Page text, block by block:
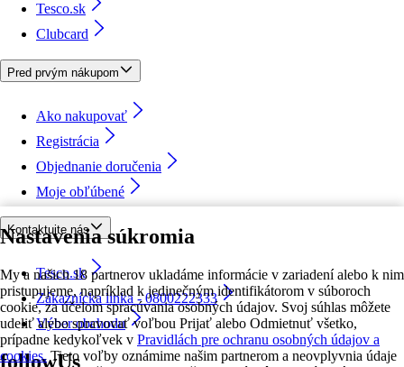
Nastavenia súkromia
My a našich 18 partnerov ukladáme informácie v zariadení alebo k nim
pristupujeme, napríklad k jedinečným identifikátorom v súboroch
cookie, za účelom spracúvania osobných údajov. Svoj súhlas môžete
udeliť alebo spravovať voľbou Prijať alebo Odmietnuť všetko,
prípadne kedykoľvek v Pravidlách pre ochranu osobných údajov a
cookies. Tieto voľby oznámime našim partnerom a neovplyvnia údaje
Tesco.sk
Clubcard
Pred prvým nákupom
Ako nakupovať
Registrácia
Objednanie doručenia
Moje obľúbené
Kontaktujte nás
Tesco.sk
Zákaznícka linka - 0800222333
Výber obchodu
followUs